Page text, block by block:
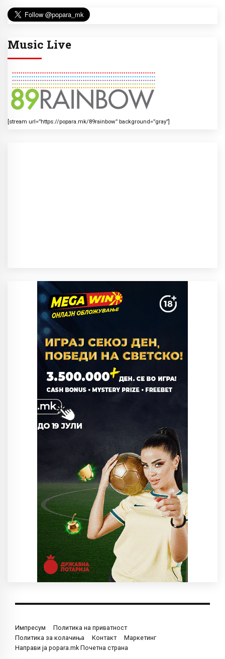
Music Live
[stream url=”https://popara.mk/89rainbow” background=”gray”]
Импресум
Политика на приватност
Политика за колачиња
Контакт
Маркетинг
Направи ја popara.mk Почетна страна